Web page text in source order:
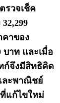
รวจเช็ค
คาของ
บาท และเมื่อ
ก์จึงมีสิทธิคิด
ละพาณิชย์
แก้ไขใหม่